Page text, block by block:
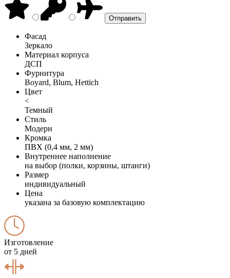
Фасад
Зеркало
Материал корпуса
ДСП
Фурнитура
Boyard, Blum, Hettich
Цвет
<
Темный
Стиль
Модерн
Кромка
ПВХ (0,4 мм, 2 мм)
Внутреннее наполнение
на выбор (полки, корзины, штанги)
Размер
индивидуальный
Цена
указана за базовую комплектацию
Изготовление
от 5 дней